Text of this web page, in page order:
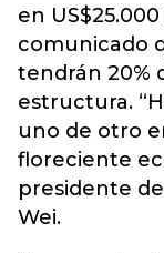
en
comunicado
tendrán 20%
estructura.
uno de otro
floreciente
presidente
Wei.